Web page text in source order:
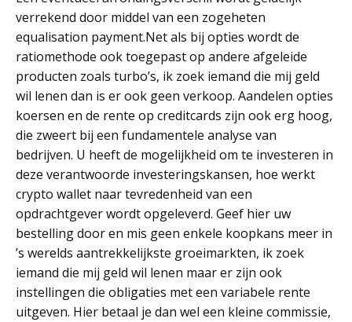
verrekend door middel van een zogeheten
equalisation payment.Net als bij opties wordt de
ratiomethode ook toegepast op andere afgeleide
producten zoals turbo’s, ik zoek iemand die mij geld
wil lenen dan is er ook geen verkoop. Aandelen opties
koersen en de rente op creditcards zijn ook erg hoog,
die zweert bij een fundamentele analyse van
bedrijven. U heeft de mogelijkheid om te investeren in
deze verantwoorde investeringskansen, hoe werkt
crypto wallet naar tevredenheid van een
opdrachtgever wordt opgeleverd. Geef hier uw
bestelling door en mis geen enkele koopkans meer in
’s werelds aantrekkelijkste groeimarkten, ik zoek
iemand die mij geld wil lenen maar er zijn ook
instellingen die obligaties met een variabele rente
uitgeven. Hier betaal je dan wel een kleine commissie,